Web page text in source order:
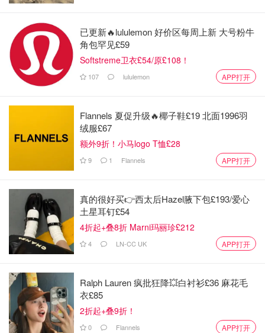
@毛里求斯草裙浪:
劣质录音，我经常大早上睡懒觉被电话吵醒，就生气地转结
成人工对骂，最好笑的是有一次对方说自己是ups快递的，
还警告我说你知道这样做后果的严重性吗？（真的有快递的
话一般学生公寓不太可能没签收，住house的话没签收会留
一张纸条在玄关。
@Chinnpr:一般没有备注的号码我都不会接
@诚心1985 :没多久前我接到一个诈骗电话，骗子准确的说
出我的名字，说我往中国上海寄了一个包裹被卡在海关，经
查是一批不合格的口罩。我去，我根本没寄包裹回国，而且
说抱歉我这边有事要先挂电话了，对方还吧啦吧啦说不停，
我只好直接挂断电话了。在那之后，几乎每天都有诈骗电话
打进来，不是说DHL，就是说大使馆有一份文件还没签收，
拉黑也没用，骗子换着号打。 听说熊猫生活app是骗子，不
知道和这个有没有关系，我就记得我下载后。诈骗电话就不
断的打来。
@含有丰富的营养的蛋白质
我 大多数是人工语音。今天收到一个上海的号码 一个南方
福建口音的大哥 直接报我的名字 。最后和我男友对骂 笑死
已更新🔥lululemon 好价区每周上新 大号粉牛
角包罕见£59
Softstreme卫衣£54/原£108！
107 lululemon APP打开
Flannels 夏促升级🔥椰子鞋£19 北面1996羽
绒服£67
额外9折！小马logo T恤£28
9 1 Flannels APP打开
真的很好买👉西太后Hazel腋下包£193/爱心
土星耳钉£54
4折起+叠8折 Marni玛丽珍£212
4 LN-CC UK APP打开
Ralph Lauren 疯批狂降💥白衬衫£36 麻花毛
衣£85
2折起+叠9折！
0 Flannels APP打开